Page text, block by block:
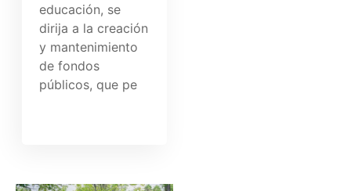
educación, se
dirija a la creación
y mantenimiento
de fondos
públicos, que pe